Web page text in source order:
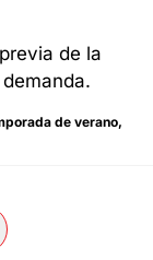
de verano,